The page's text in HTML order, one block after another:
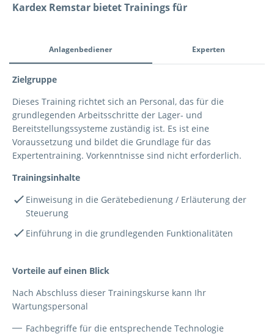
Kardex Remstar bietet Trainings für
Anlagenbediener Experten
Anlagenbediener
Zielgruppe
Dieses Training richtet sich an Personal, das für die
grundlegenden Arbeitsschritte der Lager- und
Bereitstellungssysteme zuständig ist. Es ist eine
Voraussetzung und bildet die Grundlage für das
Expertentraining. Vorkenntnisse sind nicht erforderlich.
Trainingsinhalte
Einweisung in die Gerätebedienung / Erläuterung der
Steuerung
Einführung in die grundlegenden Funktionalitäten
Vorteile auf einen Blick
Nach Abschluss dieser Trainingskurse kann Ihr
Wartungspersonal
Fachbegriffe für die entsprechende Technologie